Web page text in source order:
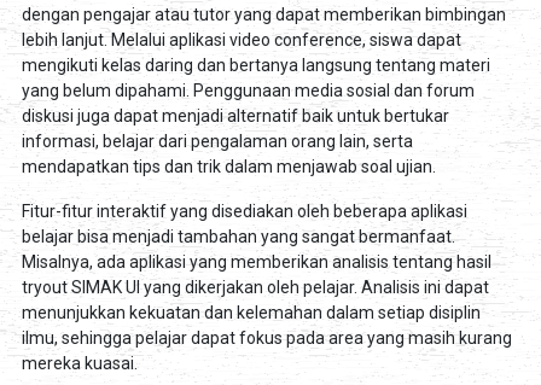
dengan pengajar atau tutor yang dapat memberikan bimbingan
lebih lanjut. Melalui aplikasi video conference, siswa dapat
mengikuti kelas daring dan bertanya langsung tentang materi
yang belum dipahami. Penggunaan media sosial dan forum
diskusi juga dapat menjadi alternatif baik untuk bertukar
informasi, belajar dari pengalaman orang lain, serta
mendapatkan tips dan trik dalam menjawab soal ujian.
Fitur-fitur interaktif yang disediakan oleh beberapa aplikasi
belajar bisa menjadi tambahan yang sangat bermanfaat.
Misalnya, ada aplikasi yang memberikan analisis tentang hasil
tryout SIMAK UI yang dikerjakan oleh pelajar. Analisis ini dapat
menunjukkan kekuatan dan kelemahan dalam setiap disiplin
ilmu, sehingga pelajar dapat fokus pada area yang masih kurang
mereka kuasai.